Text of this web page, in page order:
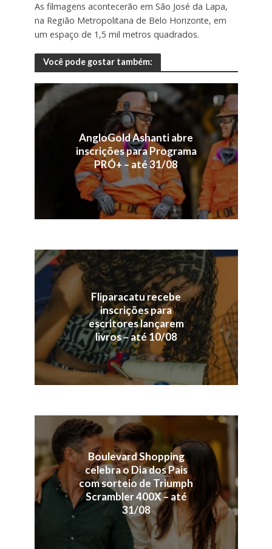
As filmagens acontecerão em São José da Lapa,
na Região Metropolitana de Belo Horizonte, em
um espaço de 1,5 mil metros quadrados.
Você pode gostar também:
AngloGold Ashanti abre
inscrições para Programa
PRÓ+ – até 31/08
Fliparacatu recebe
inscrições para
escritores lançarem
livros – até 10/08
Boulevard Shopping
celebra o Dia dos Pais
com sorteio de Triumph
Scrambler 400X – até
31/08